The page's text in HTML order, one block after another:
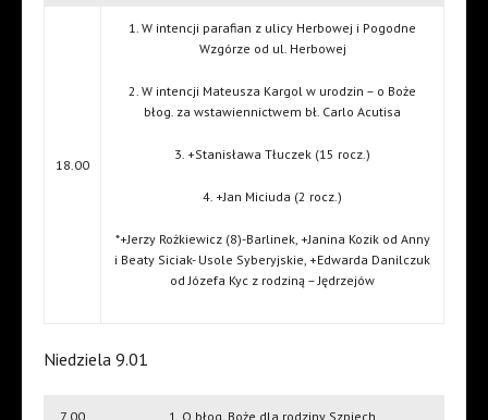
18.00
1. W intencji parafian z ulicy Herbowej i Pogodne
Wzgórze od ul. Herbowej
2. W intencji Mateusza Kargol w urodzin – o Boże
błog. za wstawiennictwem bł. Carlo Acutisa
3. +Stanisława Tłuczek (15 rocz.)
4. +Jan Miciuda (2 rocz.)
*+Jerzy Rożkiewicz (8)-Barlinek, +Janina Kozik od Anny
i Beaty Siciak- Usole Syberyjskie, +Edwarda Danilczuk
od Józefa Kyc z rodziną – Jędrzejów
Niedziela 9.01
7.00 1. O błog. Boże dla rodziny Szpiech